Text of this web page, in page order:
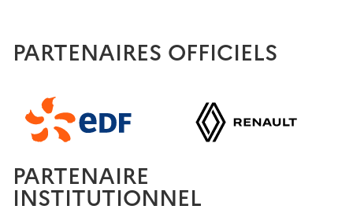
PARTENAIRES OFFICIELS
PARTENAIRE
INSTITUTIONNEL